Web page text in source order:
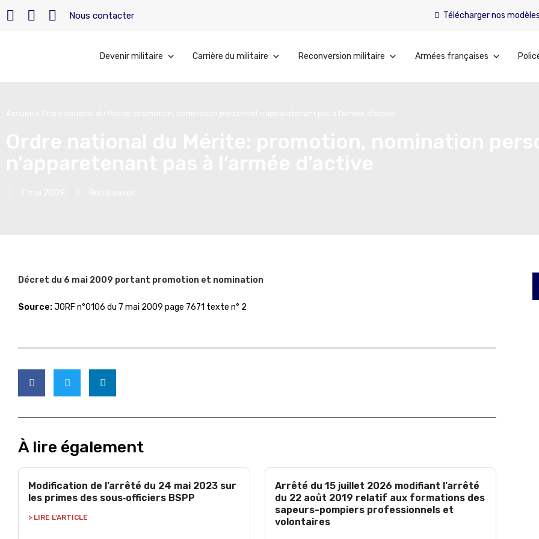
Nous contacter Télécharger nos modèles
Devenir militaire Carrière du militaire Reconversion militaire Armées françaises
Décret du 6 mai 2009 portant promotion et nomination
Source:JORF n°0106 du 7 mai 2009 page 7671 texte n° 2
À lire également
Modification de l’arrêté du 24 mai 2023 sur
les primes des sous‑officiers BSPP
> LIRE L'ARTICLE
Arrêté du 15 juillet 2026 modifiant l’arrêté
du 22 août 2019 relatif aux formations des
sapeurs-pompiers professionnels et
volontaires